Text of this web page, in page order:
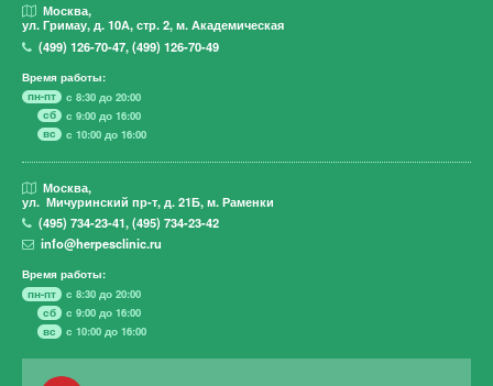
Москва,
ул. Гримау, д. 10А, стр. 2, м. Академическая
(499)126-70-47,(499)126-70-49
Время работы:
пн-пт
с 8:30 до 20:00
сб
с 9:00 до 16:00
вс
с 10:00 до 16:00
Москва,
ул. Мичуринский пр-т, д. 21Б, м. Раменки
(495)734-23-41,(495)734-23-42
info@herpesclinic.ru
Время работы:
пн-пт
с 8:30 до 20:00
сб
с 9:00 до 16:00
вс
с 10:00 до 16:00